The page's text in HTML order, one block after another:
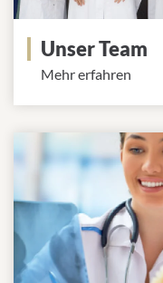
Unser Team
Mehr erfahren